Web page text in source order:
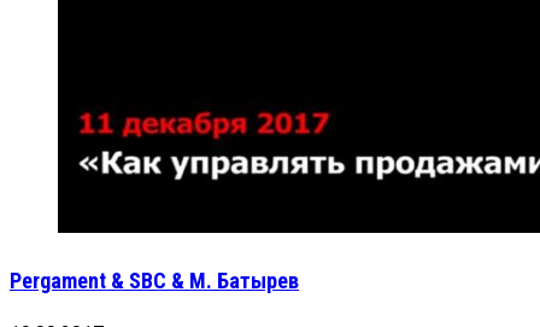
Pergament & SBC & М. Батырев